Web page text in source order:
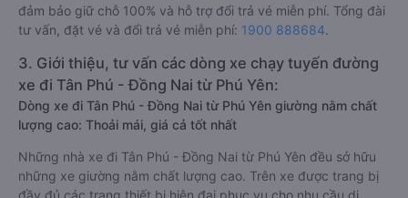
đảm bảo giữ chỗ 100% và hỗ trợ đổi trả vé miễn phí. Tổng đài
tư vấn, đặt vé và đổi trả vé miễn phí: 1900 888684.
3. Giới thiệu, tư vấn các dòng xe chạy tuyến đường
xe đi Tân Phú - Đồng Nai từ Phú Yên:
Dòng xe đi Tân Phú - Đồng Nai từ Phú Yên giường nằm chất
lượng cao: Thoải mái, giá cả tốt nhất
Những nhà xe đi Tân Phú - Đồng Nai từ Phú Yên đều sở hữu
những xe giường nằm chất lượng cao. Trên xe được trang bị
đầy đủ các trang thiết bị hiện đại phục vụ cho nhu cầu di